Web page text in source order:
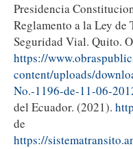
Presidencia
Reglamento a la Ley de
Seguridad Vial. Quito.
https://
content/uploads/
No.-1196-de-11-06-
del Ecuador. (2021).
de
https://